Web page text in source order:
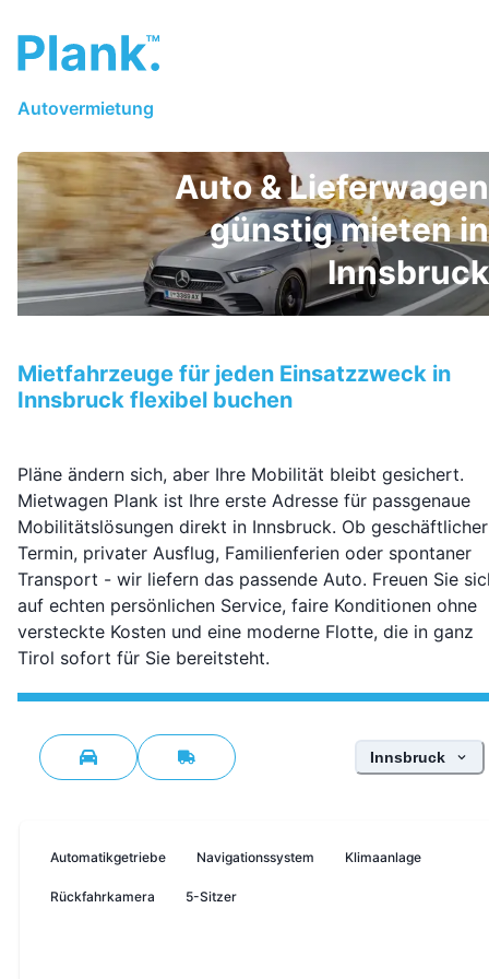
Autovermietung
Auto & Lieferwagen
günstig mieten in
Innsbruck
Mietfahrzeuge für jeden Einsatzzweck in
Innsbruck flexibel buchen
Pläne ändern sich, aber Ihre Mobilität bleibt gesichert.
Mietwagen Plank ist Ihre erste Adresse für passgenaue
Mobilitätslösungen direkt in Innsbruck. Ob geschäftlicher
Termin, privater Ausflug, Familienferien oder spontaner
Transport - wir liefern das passende Auto. Freuen Sie
auf echten persönlichen Service, faire Konditionen ohne
versteckte Kosten und eine moderne Flotte, die in ganz
Tirol sofort für Sie bereitsteht.
Standort wählen
Innsbruck
Automatikgetriebe Navigationssystem Klimaanlage
Rückfahrkamera 5-Sitzer